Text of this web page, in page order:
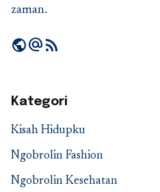
zaman.
publicalternate_emailrss_feed
Kategori
Kisah Hidupku
Ngobrolin Fashion
Ngobrolin Kesehatan